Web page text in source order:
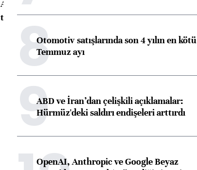
ABD'de konut başlangıçları
toparlandı
8Otomotiv satışlarında son 4 yılın en kötü
Temmuz ayı
9ABD ve İran’dan çelişkili açıklamalar:
Hürmüz'deki saldırı endişeleri arttırdı
OpenAI, Anthropic ve Google Beyaz